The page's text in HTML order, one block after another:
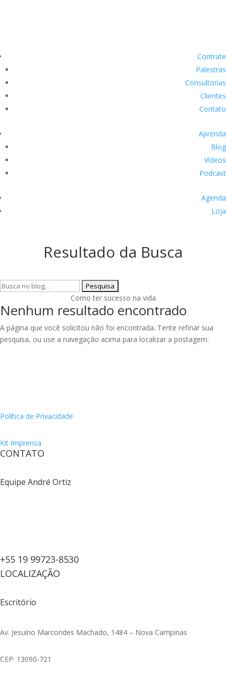
Contrate
Palestras
Consultorias
Clientes
Contato
Aprenda
Blog
Vídeos
Podcast
Agenda
Loja
Resultado da Busca
Pesquisar
Como ter sucesso na vida
Nenhum resultado encontrado
A página que você solicitou não foi encontrada. Tente refinar sua
pesquisa, ou use a navegação acima para localizar a postagem.
Política de Privacidade
Kit Imprensa
CONTATO
Equipe André Ortiz
+55 19 99723-8530
LOCALIZAÇÃO
Escritório
Av. Jesuíno Marcondes Machado, 1484 – Nova Campinas
CEP: 13090-721